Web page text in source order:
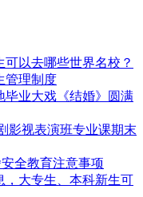
以去哪些世界名校？
理制度
毕业大戏《结婚》圆满
影视表演班专业课期末
全教育注意事项
，大专生、本科新生可